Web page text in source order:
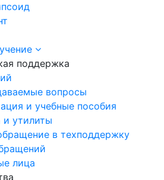
поддержка
вопросы
и учебные пособия
утилиты
в техподдержку
лица